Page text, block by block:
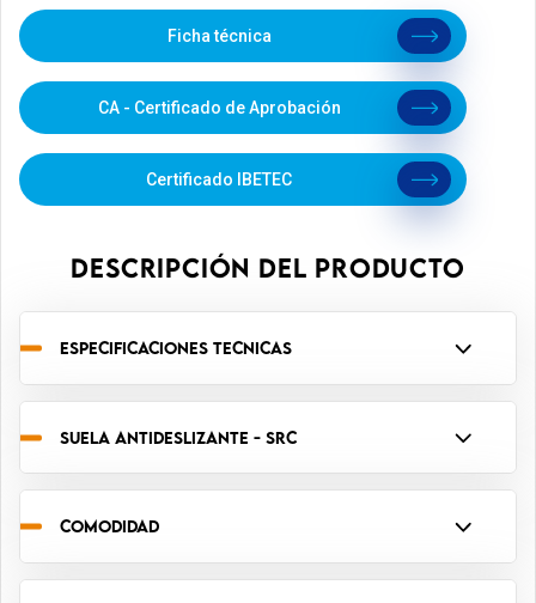
Ficha técnica
CA - Certificado de Aprobación
Certificado IBETEC
DESCRIPCIÓN DEL PRODUCTO
ESPECIFICACIONES TECNICAS
SUELA ANTIDESLIZANTE - SRC
COMODIDAD